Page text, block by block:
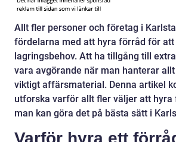
Allt fler personer och företag i
fördelarna med att hyra förråd för
lagringsbehov. Att ha tillgång till
vara avgörande när man hanterar
viktigt affärsmaterial. Denna artikel
utforska varför allt fler väljer att hyra
man kan göra det på bästa sätt i
Varför hyra ett